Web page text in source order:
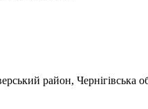
район, Чернігівська